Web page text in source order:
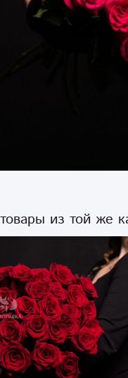
из той же